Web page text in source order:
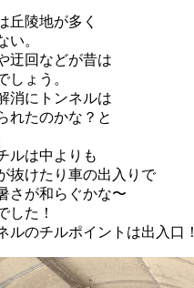
丘陵地が多く
い。
迂回などが昔は
しょう。
消にトンネルは
れたのかな？と
ルは中よりも
抜けたり車の出入りで
さが和らぐかな〜
した！
ルのチルポイントは出入口！